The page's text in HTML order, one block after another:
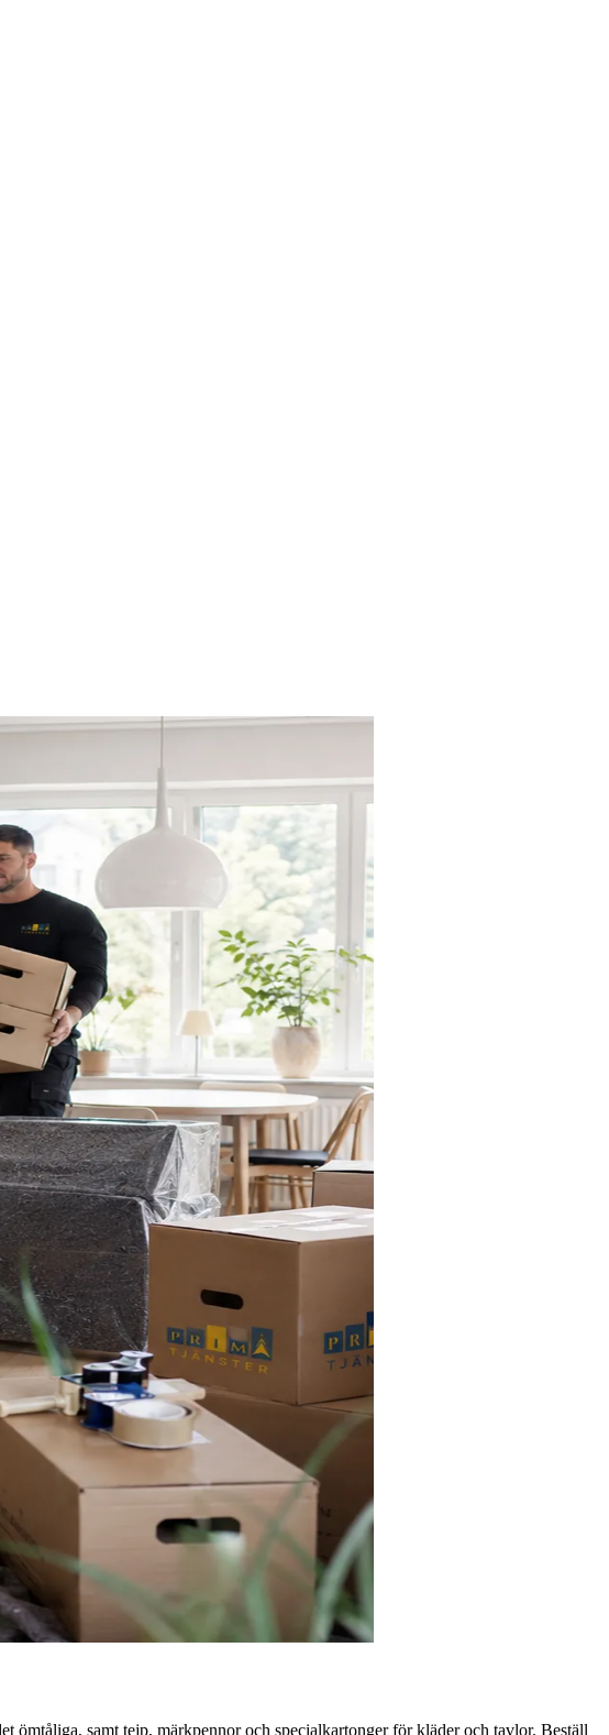
samt tejp, märkpennor och specialkartonger för kläder och tavlor. Beställ